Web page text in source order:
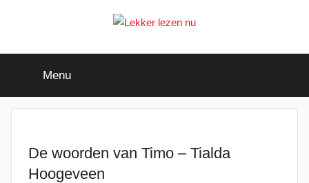
Lekker
lezen
kinderboeken
Menu
De woorden van Timo – Tialda
Hoogeveen